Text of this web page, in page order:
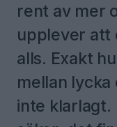
rent av mer
upplever att
alls. Exakt
mellan lycka
inte klarlagt.